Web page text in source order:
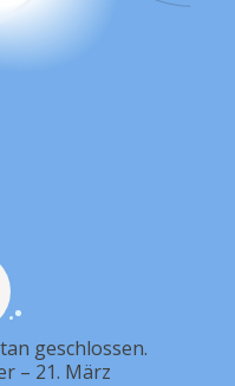
geschlossen.
– 21. März